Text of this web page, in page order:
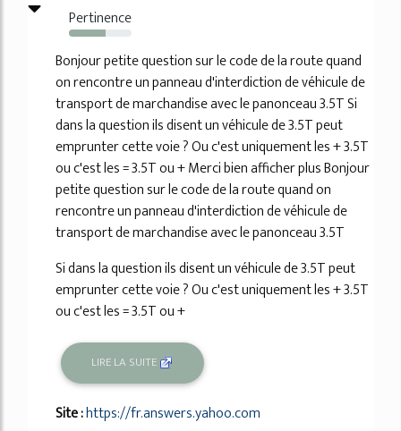
Pertinence
58%
Bonjour petite question sur le code de la route quand
on rencontre un panneau d'interdiction de véhicule de
transport de marchandise avec le panonceau 3.5T Si
dans la question ils disent un véhicule de 3.5T peut
emprunter cette voie ? Ou c'est uniquement les + 3.5T
ou c'est les = 3.5T ou + Merci bien afficher plus Bonjour
petite question sur le code de la route quand on
rencontre un panneau d'interdiction de véhicule de
transport de marchandise avec le panonceau 3.5T
Si dans la question ils disent un véhicule de 3.5T peut
emprunter cette voie ? Ou c'est uniquement les + 3.5T
ou c'est les = 3.5T ou +
LIRE LA SUITE
Site :https://fr.answers.yahoo.com